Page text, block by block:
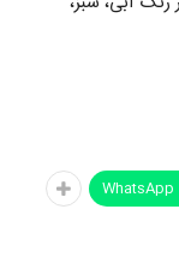
WhatsApp